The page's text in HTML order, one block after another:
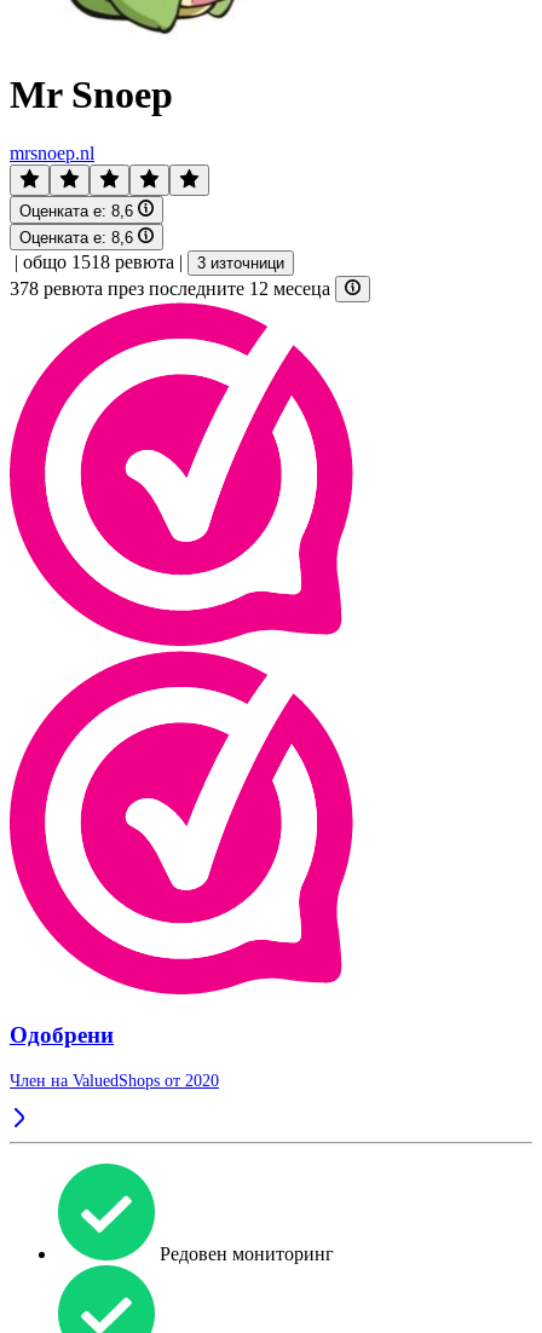
Mr Snoep
mrsnoep.nl
Оценката е: 8,6
Оценката е: 8,6
| общо 1518 ревюта | 3 източници
378 ревюта през последните 12 месеца
Одобрени
Член на ValuedShops от 2020
Редовен мониторинг